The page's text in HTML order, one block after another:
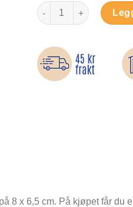
Røde roser -
8 x 6,5 cm. På kjøpet får du